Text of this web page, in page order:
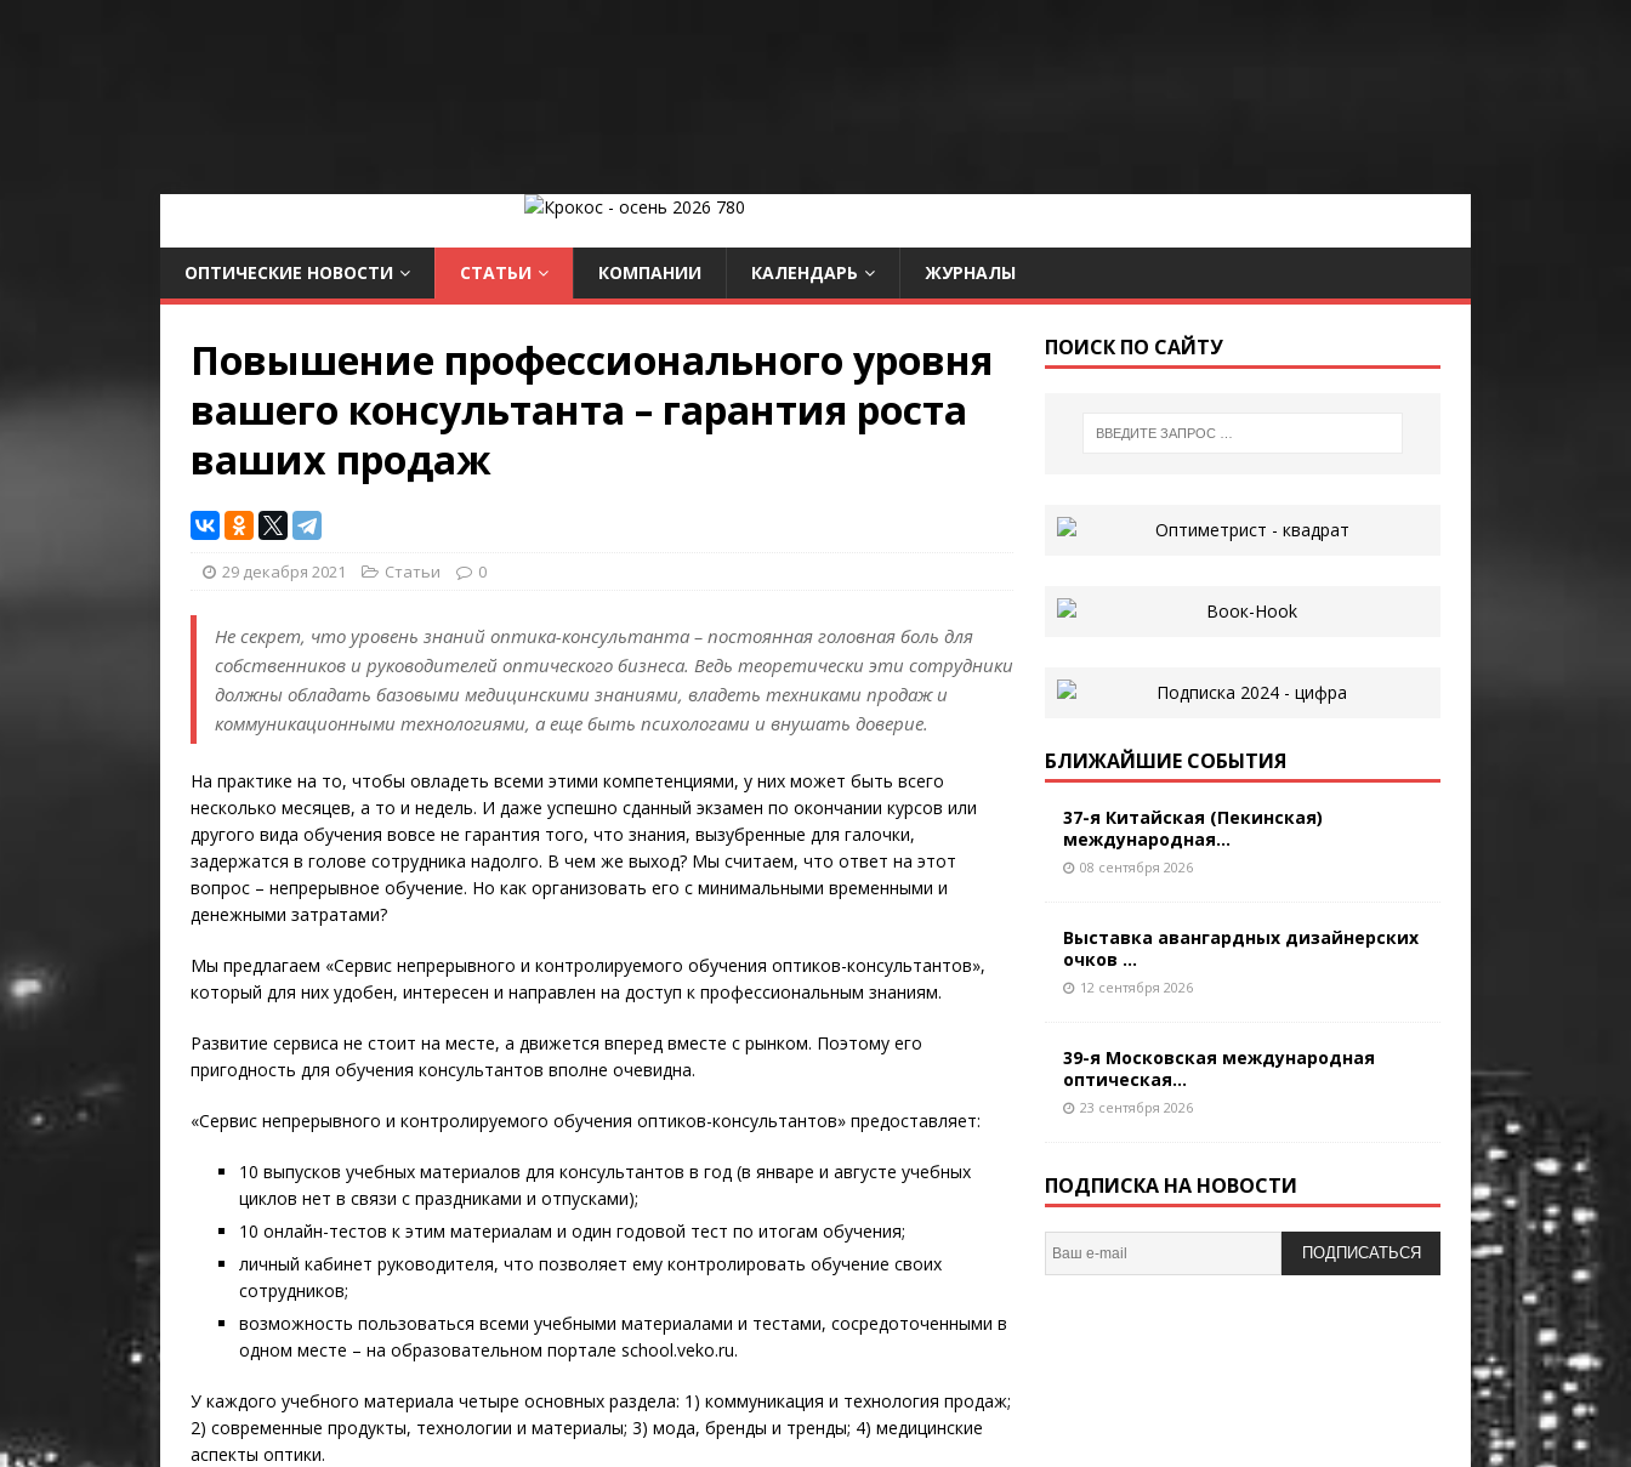
ОПТИЧЕСКИЕ НОВОСТИ СТАТЬИ КОМПАНИИ КАЛЕНДАРЬ ЖУРНАЛЫ
Повышение профессионального уровня
вашего консультанта – гарантия роста
ваших продаж
29 декабря 2021 Статьи 0
Не секрет, что уровень знаний оптика-консультанта – постоянная головная боль для
собственников и руководителей оптического бизнеса. Ведь теоретически эти сотрудники
должны обладать базовыми медицинскими знаниями, владеть техниками продаж и
коммуникационными технологиями, а еще быть психологами и внушать доверие.
На практике на то, чтобы овладеть всеми этими компетенциями, у них может быть всего
несколько месяцев, а то и недель. И даже успешно сданный экзамен по окончании курсов или
другого вида обучения вовсе не гарантия того, что знания, вызубренные для галочки,
задержатся в голове сотрудника надолго. В чем же выход? Мы считаем, что ответ на этот
вопрос – непрерывное обучение. Но как организовать его с минимальными временными и
денежными затратами?
Мы предлагаем «Сервис непрерывного и контролируемого обучения оптиков-консультантов»,
который для них удобен, интересен и направлен на доступ к профессиональным знаниям.
Развитие сервиса не стоит на месте, а движется вперед вместе с рынком. Поэтому его
пригодность для обучения консультантов вполне очевидна.
«Сервис непрерывного и контролируемого обучения оптиков-консультантов» предоставляет:
10 выпусков учебных материалов для консультантов в год (в январе и августе учебных
циклов нет в связи с праздниками и отпусками);
10 онлайн-тестов к этим материалам и один годовой тест по итогам обучения;
личный кабинет руководителя, что позволяет ему контролировать обучение своих
сотрудников;
возможность пользоваться всеми учебными материалами и тестами, сосредоточенными в
одном месте – на образовательном портале school.veko.ru.
У каждого учебного материала четыре основных раздела: 1) коммуникация и технология продаж;
2) современные продукты, технологии и материалы; 3) мода, бренды и тренды; 4) медицинские
аспекты оптики.
ПОИСК ПО САЙТУ
БЛИЖАЙШИЕ СОБЫТИЯ
37-я Китайская (Пекинская)
международная...
08 сентября 2026
Выставка авангардных дизайнерских
очков ...
12 сентября 2026
39-я Московская международная
оптическая...
23 сентября 2026
ПОДПИСКА НА НОВОСТИ
ПОДПИСАТЬСЯ